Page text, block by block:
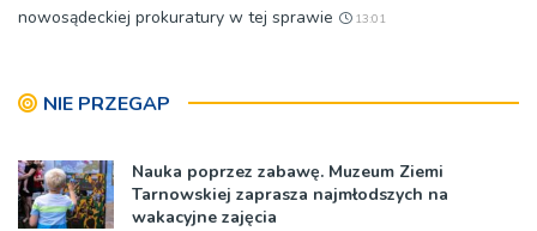
nowosądeckiej prokuratury w tej sprawie
13:01
NIE PRZEGAP
Nauka poprzez zabawę. Muzeum Ziemi
Tarnowskiej zaprasza najmłodszych na
wakacyjne zajęcia